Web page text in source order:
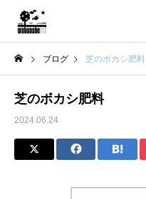
ブログ 芝のボカシ肥料
芝のボカシ肥料
2024.06.24